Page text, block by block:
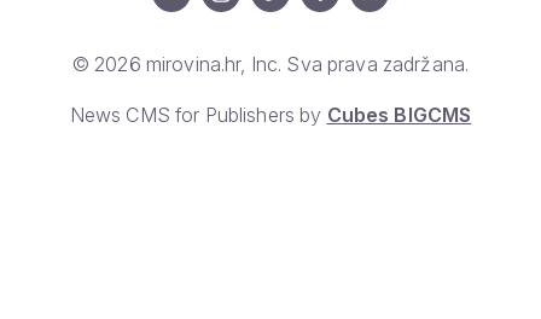
© 2026 mirovina.hr, Inc. Sva prava zadržana.
News CMS for Publishers by Cubes BIGCMS